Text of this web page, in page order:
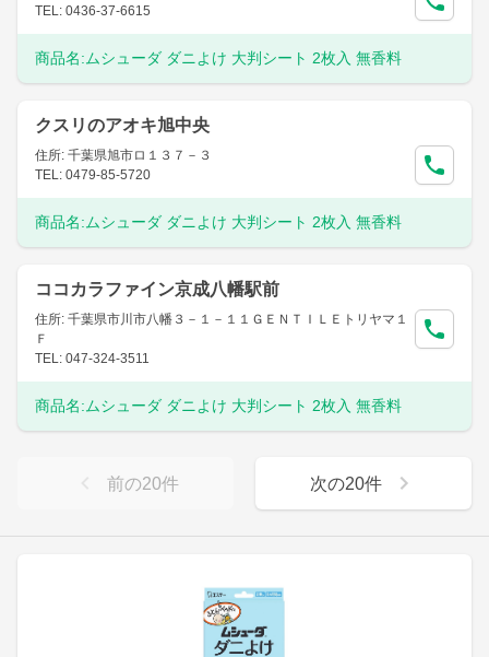
TEL: 0436-37-6615
商品名: ムシューダ ダニよけ 大判シート 2枚入 無香料
クスリのアオキ旭中央
住所: 千葉県旭市ロ１３７－３
TEL: 0479-85-5720
商品名: ムシューダ ダニよけ 大判シート 2枚入 無香料
ココカラファイン京成八幡駅前
住所: 千葉県市川市八幡３－１－１１ＧＥＮＴＩＬＥトリヤマ１
Ｆ
TEL: 047-324-3511
商品名: ムシューダ ダニよけ 大判シート 2枚入 無香料
前の20件 次の20件